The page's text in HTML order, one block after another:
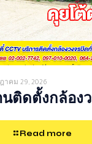
าคม 29, 2026
นติดตั้งกล้อง
Read more